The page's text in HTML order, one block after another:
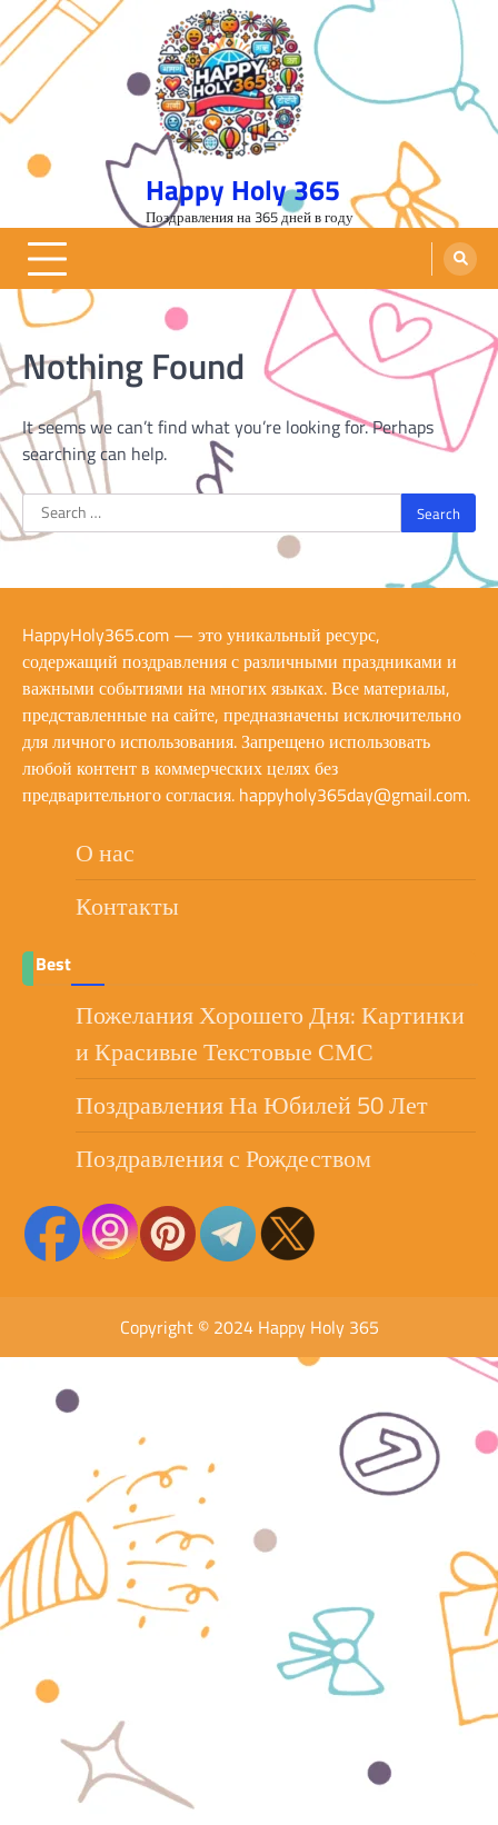
Skip
to
content
Happy Holy 365
Поздравления на 365 дней в году
Nothing Found
It seems we can’t find what you’re looking for. Perhaps
searching can help.
Search
for:
HappyHoly365.com — это уникальный ресурс,
содержащий поздравления с различными праздниками и
важными событиями на многих языках. Все материалы,
представленные на сайте, предназначены исключительно
для личного использования. Запрещено использовать
любой контент в коммерческих целях без
предварительного согласия. happyholy365day@gmail.com.
О нас
Контакты
Best
Пожелания Хорошего Дня: Картинки
и Красивые Текстовые СМС
Поздравления На Юбилей 50 Лет
Поздравления с Рождеством
Copyright © 2024 Happy Holy 365